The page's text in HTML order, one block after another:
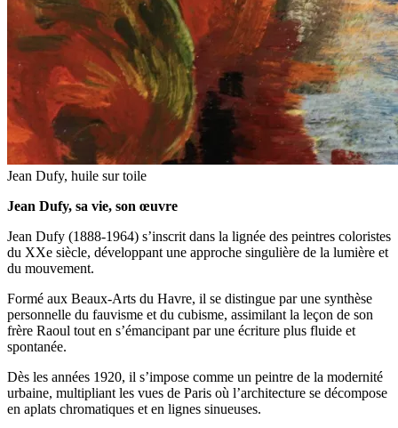
Jean Dufy, huile sur toile
Jean Dufy, sa vie, son œuvre
Jean Dufy (1888-1964) s’inscrit dans la lignée des peintres coloristes
du XXe siècle, développant une approche singulière de la lumière et
du mouvement.
Formé aux Beaux-Arts du Havre, il se distingue par une synthèse
personnelle du fauvisme et du cubisme, assimilant la leçon de son
frère Raoul tout en s’émancipant par une écriture plus fluide et
spontanée.
Dès les années 1920, il s’impose comme un peintre de la modernité
urbaine, multipliant les vues de Paris où l’architecture se décompose
en aplats chromatiques et en lignes sinueuses.